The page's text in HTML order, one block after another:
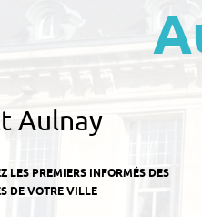
Aulnay
LES PREMIERS INFORMÉS DES
DE VOTRE VILLE